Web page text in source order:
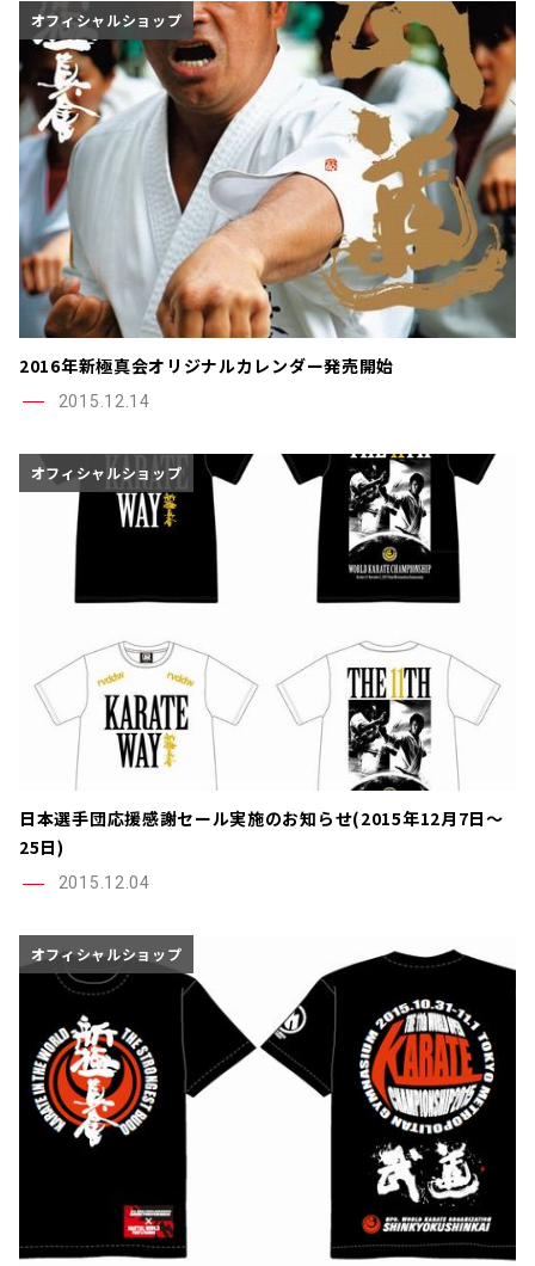
オフィシャルショップ
2016年新極真会オリジナルカレンダー発売開始
2015.12.14
オフィシャルショップ
日本選手団応援感謝セール実施のお知らせ(2015年12月7日～
25日)
2015.12.04
オフィシャルショップ